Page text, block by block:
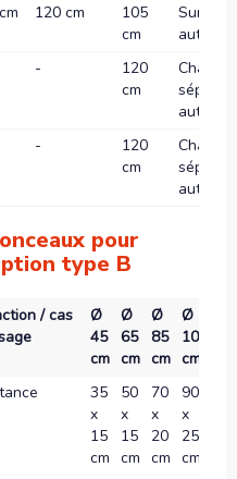
120 cm
105
cm
Sur
-
120
cm
-
120
cm
pour
type B
/ cas
Ø
45
cm
Ø
65
cm
Ø
85
cm
Ø
105
cm
35
x
15
cm
50
x
15
cm
70
x
20
cm
90
x
25
cm